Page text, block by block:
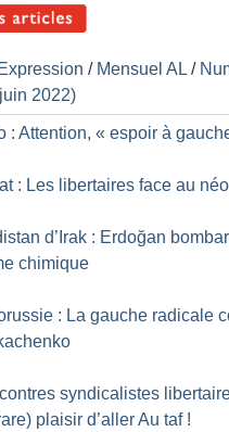
Expression / Mensuel AL /
2022)
: Attention, « espoir à
: Les libertaires face au
d’Irak : Erdoğan
chimique
: La gauche radicale
syndicalistes
plaisir d’aller Au taf !